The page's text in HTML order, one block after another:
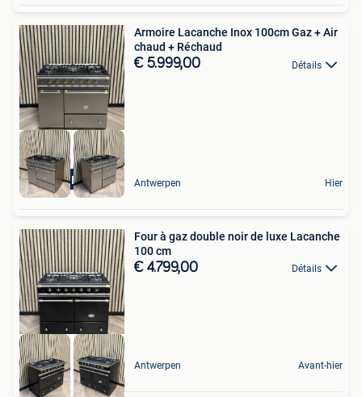
Hete Lucht
Armoire Lacanche Inox 100cm Gaz + Air
chaud + Réchaud
€ 5.999,00 Détails
Antwerpen Hier
Four à gaz double noir de luxe Lacanche
100 cm
€ 4.799,00 Détails
Antwerpen Avant-hier